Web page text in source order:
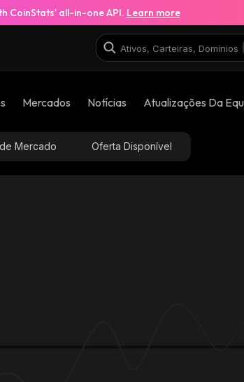
CoinStats’ all-in-one API. Learn more
Mercados Notícias Atualizações Da
Mercado Oferta Disponível